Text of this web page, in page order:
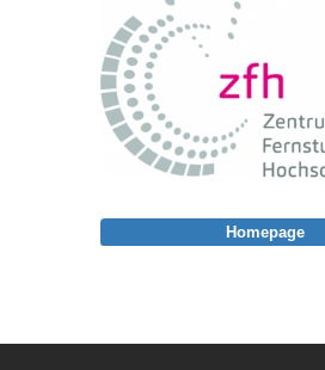
Homepage